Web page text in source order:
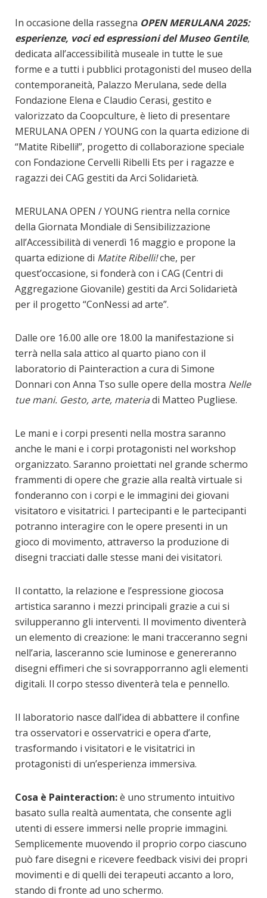
In occasione della rassegna OPEN MERULANA 2025:
esperienze, voci ed espressioni del Museo Gentile,
dedicata all’accessibilità museale in tutte le sue
forme e a tutti i pubblici protagonisti del museo della
contemporaneità, Palazzo Merulana, sede della
Fondazione Elena e Claudio Cerasi, gestito e
valorizzato da Coopculture, è lieto di presentare
MERULANA OPEN / YOUNG con la quarta edizione di
“Matite Ribelli!”, progetto di collaborazione speciale
con Fondazione Cervelli Ribelli Ets per i ragazze e
ragazzi dei CAG gestiti da Arci Solidarietà.
MERULANA OPEN / YOUNG rientra nella cornice
della Giornata Mondiale di Sensibilizzazione
all’Accessibilità di venerdì 16 maggio e propone la
quarta edizione di Matite Ribelli!che, per
quest’occasione, si fonderà con i CAG (Centri di
Aggregazione Giovanile) gestiti da Arci Solidarietà
per il progetto “ConNessi ad arte”.
Dalle ore 16.00 alle ore 18.00 la manifestazione si
terrà nella sala attico al quarto piano con il
laboratorio di Painteraction a cura di Simone
Donnari con Anna Tso sulle opere della mostra Nelle
tue mani. Gesto, arte, materiadi Matteo Pugliese.
Le mani e i corpi presenti nella mostra saranno
anche le mani e i corpi protagonisti nel workshop
organizzato. Saranno proiettati nel grande schermo
frammenti di opere che grazie alla realtà virtuale si
fonderanno con i corpi e le immagini dei giovani
visitatoro e visitatrici. I partecipanti e le partecipanti
potranno interagire con le opere presenti in un
gioco di movimento, attraverso la produzione di
disegni tracciati dalle stesse mani dei visitatori.
Il contatto, la relazione e l’espressione giocosa
artistica saranno i mezzi principali grazie a cui si
svilupperanno gli interventi. Il movimento diventerà
un elemento di creazione: le mani tracceranno segni
nell’aria, lasceranno scie luminose e genereranno
disegni effimeri che si sovrapporranno agli elementi
digitali. Il corpo stesso diventerà tela e pennello.
Il laboratorio nasce dall’idea di abbattere il confine
tra osservatori e osservatrici e opera d’arte,
trasformando i visitatori e le visitatrici in
protagonisti di un’esperienza immersiva.
Cosa è Painteraction:è uno strumento intuitivo
basato sulla realtà aumentata, che consente agli
utenti di essere immersi nelle proprie immagini.
Semplicemente muovendo il proprio corpo ciascuno
può fare disegni e ricevere feedback visivi dei propri
movimenti e di quelli dei terapeuti accanto a loro,
stando di fronte ad uno schermo.